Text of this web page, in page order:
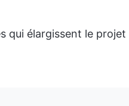
qui élargissent le projet